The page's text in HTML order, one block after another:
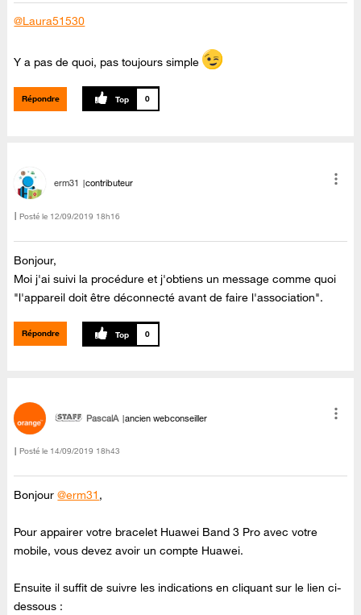
@Laura51530
Y a pas de quoi, pas toujours simple
Répondre 0
erm31 contributeur
Posté le ‎12/09/2019 18h16
Bonjour,
Moi j'ai suivi la procédure et j'obtiens un message comme quoi
"l'appareil doit être déconnecté avant de faire l'association".
Répondre 0
PascalA ancien webconseiller
Posté le ‎14/09/2019 18h43
Bonjour@erm31 ,
Pour appairer votre bracelet Huawei Band 3 Pro avec votre
mobile, vous devez avoir un compte Huawei.
Ensuite il suffit de suivre les indications en cliquant sur le lien ci-
dessous :